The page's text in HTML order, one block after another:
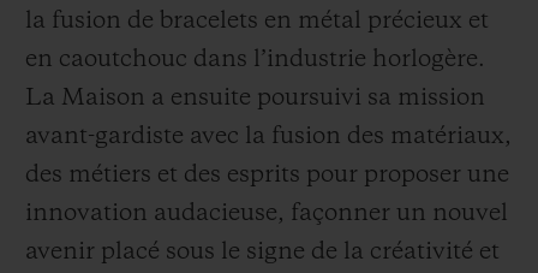
la fusion de bracelets en métal précieux et
en caoutchouc dans l’industrie horlogère.
La Maison a ensuite poursuivi sa mission
avant-gardiste avec la fusion des matériaux,
des métiers et des esprits pour proposer une
innovation audacieuse, façonner un nouvel
avenir placé sous le signe de la créativité et